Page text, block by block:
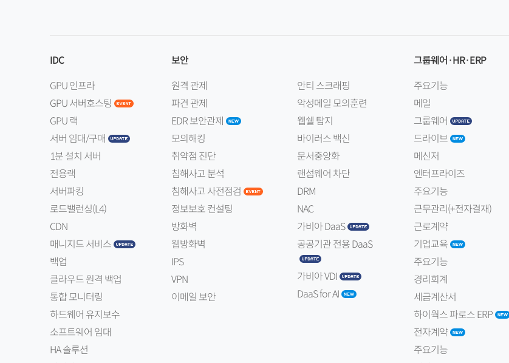
IDC
GPU 인프라
GPU 서버호스팅
GPU 랙
서버 임대/구매
1분 설치 서버
전용랙
서버파킹
로드밸런싱(L4)
CDN
매니지드 서비스
백업
클라우드 원격 백업
통합 모니터링
하드웨어 유지보수
소프트웨어 임대
HA 솔루션
보안
원격 관제
파견 관제
EDR 보안관제
모의해킹
취약점 진단
침해사고 분석
침해사고 사전점검
정보보호 컨설팅
방화벽
웹방화벽
IPS
VPN
이메일 보안
안티 스크래핑
악성메일 모의훈련
웹쉘 탐지
바이러스 백신
문서중앙화
랜섬웨어 차단
DRM
NAC
가비아 DaaS
공공기관 전용 DaaS
가비아 VDI
DaaS for AI
그룹웨어·HR·ERP
주요기능
메일
그룹웨어
드라이브
메신저
엔터프라이즈
주요기능
근무관리(+전자결재)
근로계약
기업교육
주요기능
경리회계
세금계산서
하이웍스 파로스 ERP
전자계약
주요기능